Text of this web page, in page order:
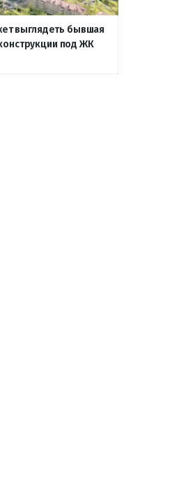
выглядеть бывшая
под ЖК